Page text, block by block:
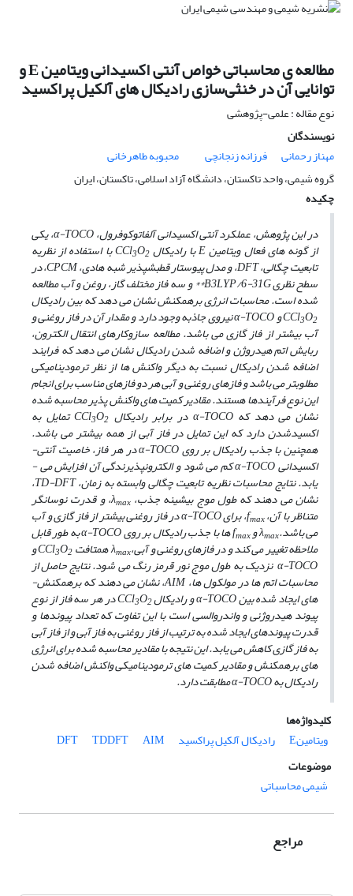
مطالعه ی محاسباتی خواص آنتی اکسیدانی ویتامین E و
توانایی آن در خنثی‌سازی رادیکال های آلکیل پراکسید
نوع مقاله : علمی-پژوهشی
نویسندگان
مهناز رحمانی
فرزانه زنجانچی
محبوبه طاهرخانی
گروه شیمی، واحد تاکستان، دانشگاه آزاد اسلامی، تاکستان، ایران
چکیده
در این پژوهش، عملکرد آنتی اکسیدانی آلفاتوکوفرول،α-TOCO، یکی
از گونه­ های فعال ویتامینEبا رادیکال CCl3O2 با استفاده از نظریه
تابعیت چگالی،DFT، و مدل پیوستار قطبش­پذیر شبه هادی،CPCM، در
سطح نظری B3LYP/6-31G** و سه فاز مختلف گاز، روغن و آبمطالعه
شده است.محاسبات انرژی برهمکنش نشان می­ دهد که بین رادیکال
CCl3O2 وα-TOCOنیروی جاذبه وجود دارد و مقدار آن در فاز روغنی و
آب بیش­تر از فاز گازی می­ باشد. مطالعه سازوکارهای انتقال الکترون،
ربایش اتم هیدروژن و اضافه­ شدن رادیکال نشان می­ دهد که فرایند
اضافه شدن رادیکال نسبت به دیگر واکنش­ ها از نظر ترمودینامیکی
مطلوب­تر می­ باشد و فازهای روغنی و آبی هر دو فازهای مناسب برای انجام
این نوع فرآیندها هستند. مقادیر کمیت­ های واکنش­ پذیر محاسبه شده
نشان می­ دهد کهα-TOCO در برابر رادیکال CCl3O2 تمایل به
اکسیدشدن دارد که این تمایل در فاز آبی از همه بیشتر می­ باشد.
همچنین با جذب رادیکالبر رویα-TOCOدر هر فاز، خاصیت آنتی­
اکسیدانیα-TOCOکم می­ شود و الکترون­پذیرندگی آن افزایش می ­
یابد.نتایج محاسبات نظریه تابعیت چگالی وابسته به زمان،TD-DFT،
نشان می­ دهند کهطول­ موج بیشینه جذب، λmax ، و قدرت نوسانگر
متناظر با آن، fmax ،برایα-TOCOدر فاز روغنی بیشتر از فاز گازی و آب
می­ باشد. λmax و fmax ها با جذب رادیکال بر رویα-TOCOبه­طور قابل
ملاحظه تغییر میکند و در فازهای روغنی و آبی، λmax همتافت CCl3O2 و
α-TOCOنزدیک به طول موج نورقرمز رنگ می­ شود. نتایج حاصل از
محاسبات اتم ­ها در مولکول ­ها،AIM،
نشان می ­دهند که برهمکنش­
های ایجاد شده بینα-TOCOو رادیکال CCl3O2 در هر سه فاز از نوع
پیوند هیدروژنیو واندروالسی است با این تفاوت که تعداد پیوندها و
قدرت پیوندهای ایجاد شده به ترتیب از فاز روغنی به فاز آبی و از فاز آبی
به فاز گازی کاهش مییابد. این نتیجه با مقادیر محاسبه ­شده برای انرژی
­های برهمکنش و مقادیر کمیت­ های ترمودینامیکی واکنش اضافه ­شدن
رادیکال بهα-TOCOمطابقت دارد.
کلیدواژه‌ها
ویتامینE
رادیکال آلکیل پراکسید DFT TDDFT
AIM
موضوعات
شیمی محاسباتی
مراجع